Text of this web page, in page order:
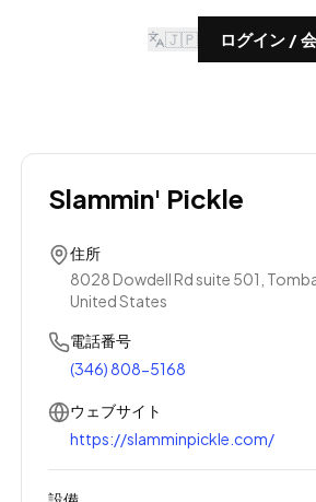
🇯🇵 ログイン /
Slammin' Pickle
住所
8028 Dowdell Rd suite 501,
United States
電話番号
(346) 808-5168
ウェブサイト
https://slamminpickle.com/